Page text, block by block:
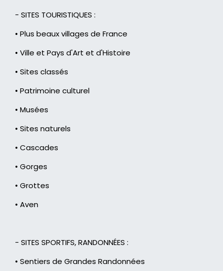
- SITES TOURISTIQUES :
• Plus beaux villages de France
• Ville et Pays d'Art et d'Histoire
• Sites classés
• Patrimoine culturel
• Musées
• Sites naturels
• Cascades
• Gorges
• Grottes
• Aven
- SITES SPORTIFS, RANDONNÉES :
• Sentiers de Grandes Randonnées